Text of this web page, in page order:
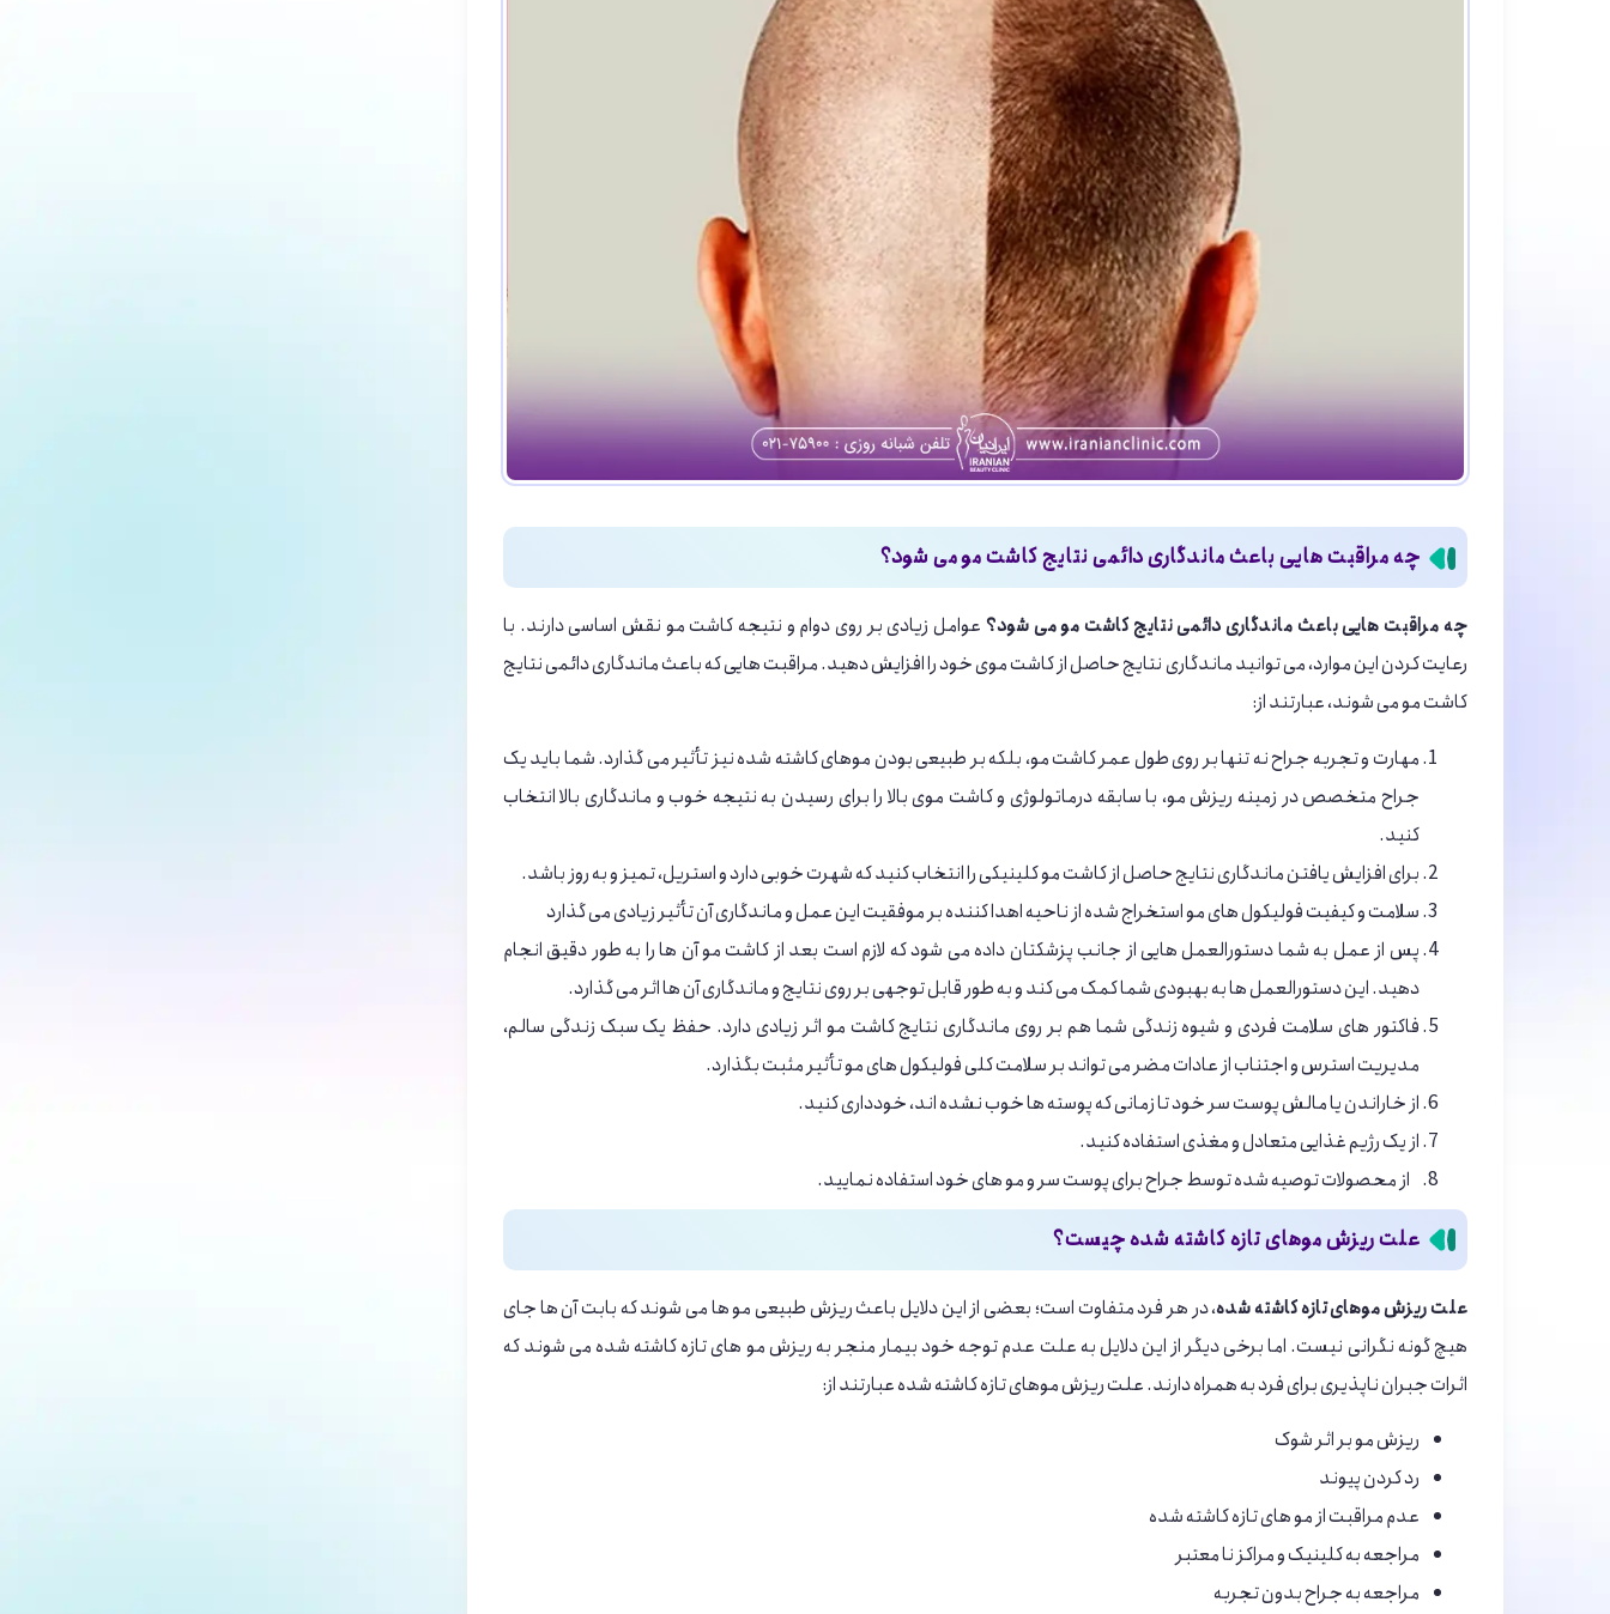
چه مراقبت هایی باعث ماندگاری دائمی نتایج کاشت مو می شود؟
چه مراقبت هایی باعث ماندگاری دائمی نتایج کاشت مو می شود؟ عوامل زیادی بر روی دوام و نتیجه کاشت مو نقش اساسی دارند. با
رعایت کردن این موارد، می توانید ماندگاری نتایج حاصل از کاشت موی خود را افزایش دهید. مراقبت هایی که باعث ماندگاری دائمی نتایج
کاشت مو می شوند، عبارتند از:
مهارت و تجربه جراح نه تنها بر روی طول عمر کاشت مو، بلکه بر طبیعی بودن موهای کاشته شده نیز تأثیر می گذارد. شما باید یک
جراح متخصص در زمینه ریزش مو، با سابقه درماتولوژی و کاشت موی بالا را برای رسیدن به نتیجه خوب و ماندگاری بالا انتخاب
کنید.
برای افزایش یافتن ماندگاری نتایج حاصل از کاشت مو کلینیکی را انتخاب کنید که شهرت خوبی دارد و استریل، تمیز و به روز باشد.
سلامت و کیفیت فولیکول های مو استخراج شده از ناحیه اهدا کننده بر موفقیت این عمل و ماندگاری آن تأثیر زیادی می گذارد
پس از عمل به شما دستورالعمل هایی از جانب پزشکتان داده می شود که لازم است بعد از کاشت مو آن ها را به طور دقیق انجام
دهید. این دستورالعمل ها به بهبودی شما کمک می کند و به طور قابل توجهی بر روی نتایج و ماندگاری آن ها اثر می گذارد.
فاکتور های سلامت فردی و شیوه زندگی شما هم بر روی ماندگاری نتایج کاشت مو اثر زیادی دارد. حفظ یک سبک زندگی سالم،
مدیریت استرس و اجتناب از عادات مضر می تواند بر سلامت کلی فولیکول های مو تأثیر مثبت بگذارد.
از خاراندن یا مالش پوست سر خود تا زمانی که پوسته ها خوب نشده اند، خودداری کنید.
از یک رژیم غذایی متعادل و مغذی استفاده کنید.
از محصولات توصیه شده توسط جراح برای پوست سر و مو های خود استفاده نمایید.
علت ریزش موهای تازه کاشته شده چیست؟
علت ریزش موهای تازه کاشته شده، در هر فرد متفاوت است؛ بعضی از این دلایل باعث ریزش طبیعی مو ها می شوند که بابت آن ها جای
هیچ گونه نگرانی نیست. اما برخی دیگر از این دلایل به علت عدم توجه خود بیمار منجر به ریزش مو های تازه کاشته شده می شوند که
اثرات جبران ناپذیری برای فرد به همراه دارند. علت ریزش موهای تازه کاشته شده عبارتند از:
ریزش مو بر اثر شوک
رد کردن پیوند
عدم مراقبت از مو های تازه کاشته شده
مراجعه به کلینیک و مراکز نا معتبر
مراجعه به جراح بدون تجربه